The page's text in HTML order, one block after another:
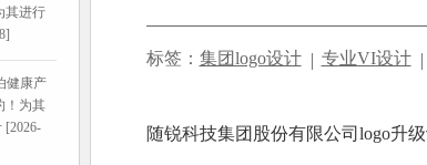
其进行
健康产
！为其
[2026-
标签： 集团logo设计 专业VI设计
随锐科技集团股份有限公司logo升